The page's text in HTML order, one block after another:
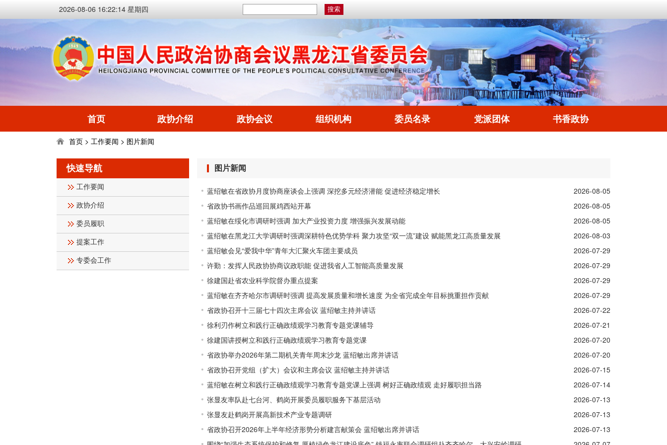
2026-08-06 16:22:14 星期四
首页 政协介绍 政协会议 组织机构 委员名录 党派团体 书香政协
首页 > 工作要闻 > 图片新闻
快速导航
工作要闻
政协介绍
委员履职
提案工作
专委会工作
图片新闻
蓝绍敏在省政协月度协商座谈会上强调 深挖多元经济潜能 促进经济稳定增长
2026-08-05
省政协书画作品巡回展鸡西站开幕
2026-08-05
蓝绍敏在绥化市调研时强调 加大产业投资力度 增强振兴发展动能
2026-08-05
蓝绍敏在黑龙江大学调研时强调深耕特色优势学科 聚力攻坚“双一流”建设 赋能黑龙江高质量发展
2026-08-03
蓝绍敏会见“爱我中华”青年大汇聚火车团主要成员
2026-07-29
许勤：发挥人民政协协商议政职能 促进我省人工智能高质量发展
2026-07-29
徐建国赴省农业科学院督办重点提案
2026-07-29
蓝绍敏在齐齐哈尔市调研时强调 提高发展质量和增长速度 为全省完成全年目标挑重担作贡献
2026-07-29
省政协召开十三届七十四次主席会议 蓝绍敏主持并讲话
2026-07-22
徐利刃作树立和践行正确政绩观学习教育专题党课辅导
2026-07-21
徐建国讲授树立和践行正确政绩观学习教育专题党课
2026-07-20
省政协举办2026年第二期机关青年周末沙龙 蓝绍敏出席并讲话
2026-07-20
省政协召开党组（扩大）会议和主席会议 蓝绍敏主持并讲话
2026-07-15
蓝绍敏在树立和践行正确政绩观学习教育专题党课上强调 树好正确政绩观 走好履职担当路
2026-07-14
张显友率队赴七台河、鹤岗开展委员履职服务下基层活动
2026-07-13
张显友赴鹤岗开展高新技术产业专题调研
2026-07-13
省政协召开2026年上半年经济形势分析建言献策会 蓝绍敏出席并讲话
2026-07-13